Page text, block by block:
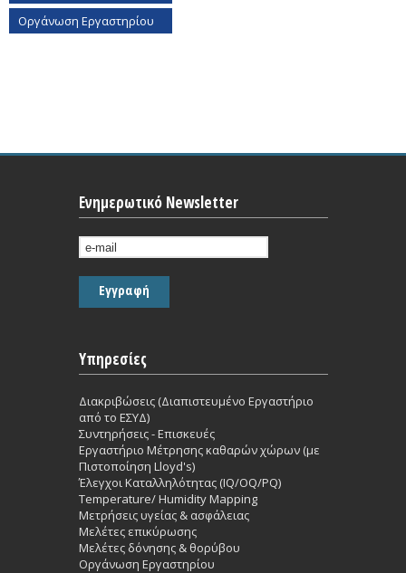
Οργάνωση Εργαστηρίου
Ενημερωτικό Newsletter
Υπηρεσίες
Διακριβώσεις (Διαπιστευμένο Εργαστήριο
από το ΕΣΥΔ)
Συντηρήσεις - Επισκευές
Εργαστήριο Mέτρησης καθαρών χώρων (με
Πιστοποίηση Lloyd's)
Έλεγχοι Καταλληλότητας (IQ/OQ/PQ)
Temperature/ Humidity Mapping
Μετρήσεις υγείας & ασφάλειας
Μελέτες επικύρωσης
Μελέτες δόνησης & θορύβου
Οργάνωση Εργαστηρίου